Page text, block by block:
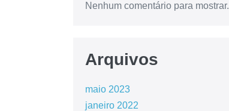
Nenhum comentário para mostrar.
Arquivos
maio 2023
janeiro 2022